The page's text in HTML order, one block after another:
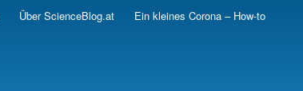
Über ScienceBlog.at Ein kleines Corona – How-to